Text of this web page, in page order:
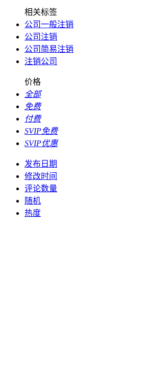
相关标签
公司一般注销
公司注销
公司简易注销
注销公司
价格
全部
免费
付费
SVIP免费
SVIP优惠
发布日期
修改时间
评论数量
随机
热度